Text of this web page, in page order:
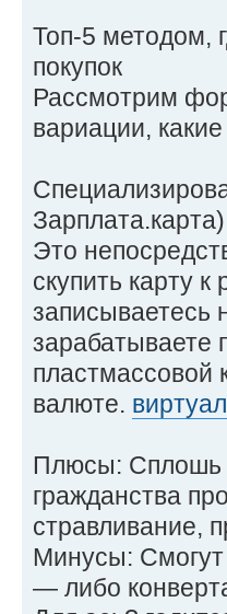
Топ-5 методом,
покупок
Рассмотрим
вариации,
Зарплата.карта)
Это
скупить карту
записываетесь
зарабатываете
пластмассовой
валюте.
Плюсы: Сплошь
гражданства
стравливание,
Минусы: Смогут
— либо